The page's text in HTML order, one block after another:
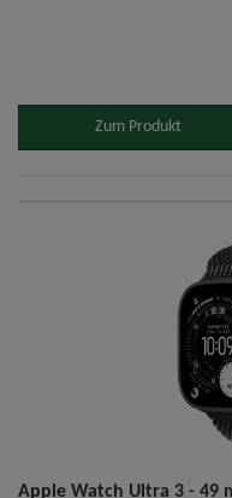
Zum Produkt
Apple Watch Ultra 3 - 49